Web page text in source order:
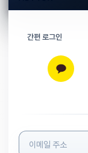
간편 로그인
로그인 정보 입력